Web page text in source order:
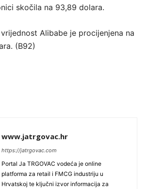
skočila na 93,89 dolara.
Alibabe je procijenjena na
(B92)
www.jatrgovac.hr
https://jatrgovac.com
Portal Ja TRGOVAC vodeća je online
platforma za retail i FMCG industriju u
Hrvatskoj te ključni izvor informacija za